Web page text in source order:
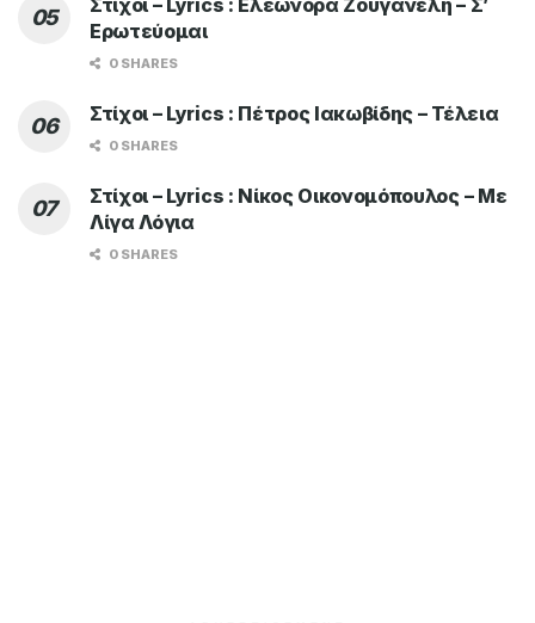
Ερωτεύομαι
0 SHARES
Στίχοι – Lyrics : Πέτρος Ιακωβίδης – Τέλεια
0 SHARES
Στίχοι – Lyrics : Νίκος Οικονομόπουλος – Με
Λίγα Λόγια
0 SHARES